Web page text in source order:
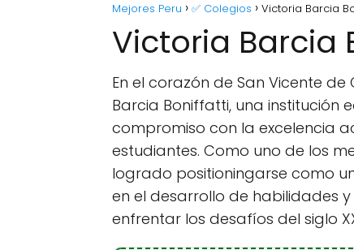
Mejores Peru ✅ Colegios Victoria Barcia
Victoria Barcia
En el corazón de San Vicente
Barcia Boniffatti, una
compromiso con la excelencia
estudiantes. Como uno de los
logrado positioningarse como
en el desarrollo de habilidades
enfrentar los desafíos del siglo